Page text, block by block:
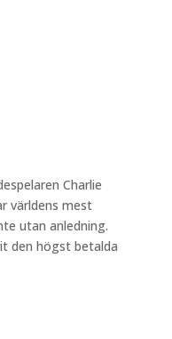
Charlie
världens mest
utan anledning.
den högst betalda